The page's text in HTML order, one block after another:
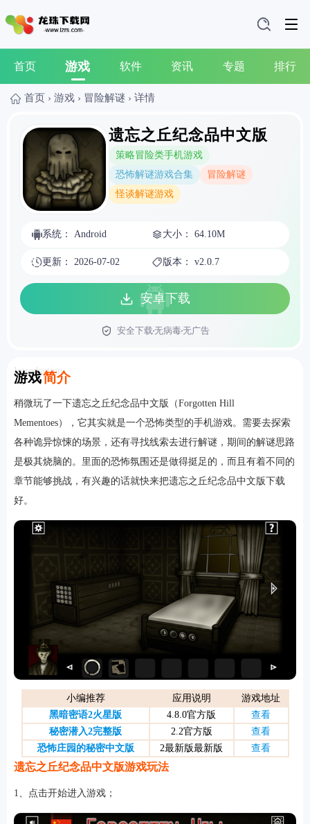
游戏
首页 游戏 软件 资讯 专题 排行
首页 › 游戏 › 冒险解谜 › 详情
遗忘之丘纪念品中文版
策略冒险类手机游戏
恐怖解谜游戏合集
冒险解谜
怪谈解谜游戏
系统： Android 大小： 64.10M
更新： 2026-07-02 版本： v2.0.7
安卓下载
安全下载无病毒无广告
游戏简介
Introduction
稍微玩了一下遗忘之丘纪念品中文版（Forgotten Hill
Mementoes），它其实就是一个恐怖类型的手机游戏。需要去探索
各种诡异惊悚的场景，还有寻找线索去进行解谜，期间的解谜思路
是极其烧脑的。里面的恐怖氛围还是做得挺足的，而且有着不同的
章节能够挑战，有兴趣的话就快来把遗忘之丘纪念品中文版下载
好。
小编推荐 应用说明
游戏地址
黑暗密语2火星版
4.8.0官方版
查看
秘密潜入2完整版
2.2官方版
查看
恐怖庄园的秘密中文版
2最新版最新版 查看
遗忘之丘纪念品中文版游戏玩法
1、点击开始进入游戏；